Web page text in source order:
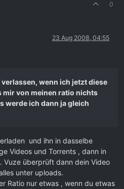
0
23 Aug 2008, 04:55
wenn ich jetzt diese
mir von meinen ratio nichts
werde ich dann ja gleich
und ihn in dasselbe
Videos und Torrents , dann in
Vuze überprüft dann dein Video
unter uploads.
Ratio nur etwas , wenn du etwas